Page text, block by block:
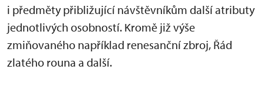
i předměty přibližující návštěvníkům další atributy
jednotlivých osobností. Kromě již výše
zmiňovaného například renesanční zbroj, Řád
zlatého rouna a další.